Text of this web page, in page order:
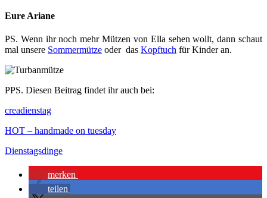
Eure Ariane
PS. Wenn ihr noch mehr Mützen von Ella sehen wollt, dann schaut
mal unsere Sommermütze oder das Kopftuch für Kinder an.
PPS. Diesen Beitrag findet ihr auch bei:
creadienstag
HOT – handmade on tuesday
Dienstagsdinge
merken
teilen